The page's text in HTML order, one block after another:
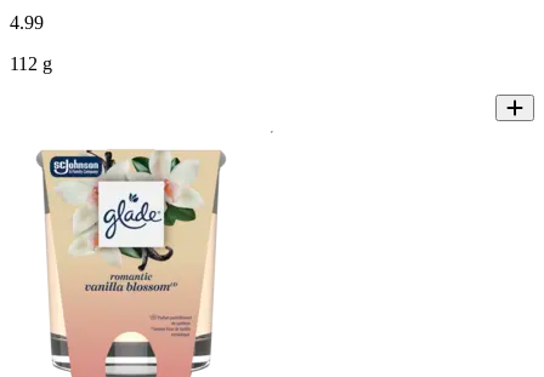
4.99
112 g